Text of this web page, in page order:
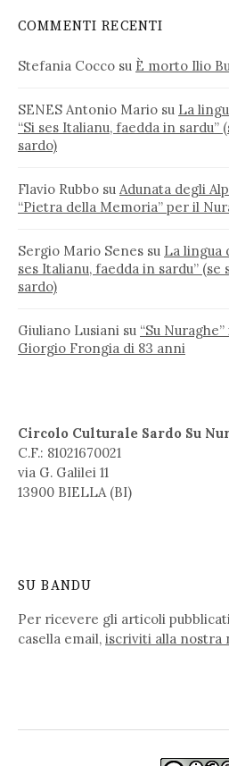
COMMENTI RECENTI
Stefania Cocco su È morto Ilio
SENES Antonio Mario su La
“Si ses Italianu, faedda in sardu”
sardo)
Flavio Rubbo su Adunata degli
“Pietra della Memoria” per il
Sergio Mario Senes su La lingua
ses Italianu, faedda in sardu”
sardo)
Giuliano Lusiani su “Su
Giorgio Frongia di 83 anni
Circolo Culturale Sardo Su
C.F.: 81021670021
via G. Galilei 11
13900 BIELLA (BI)
SU BANDU
Per ricevere gli articoli
casella email, iscriviti alla nostra